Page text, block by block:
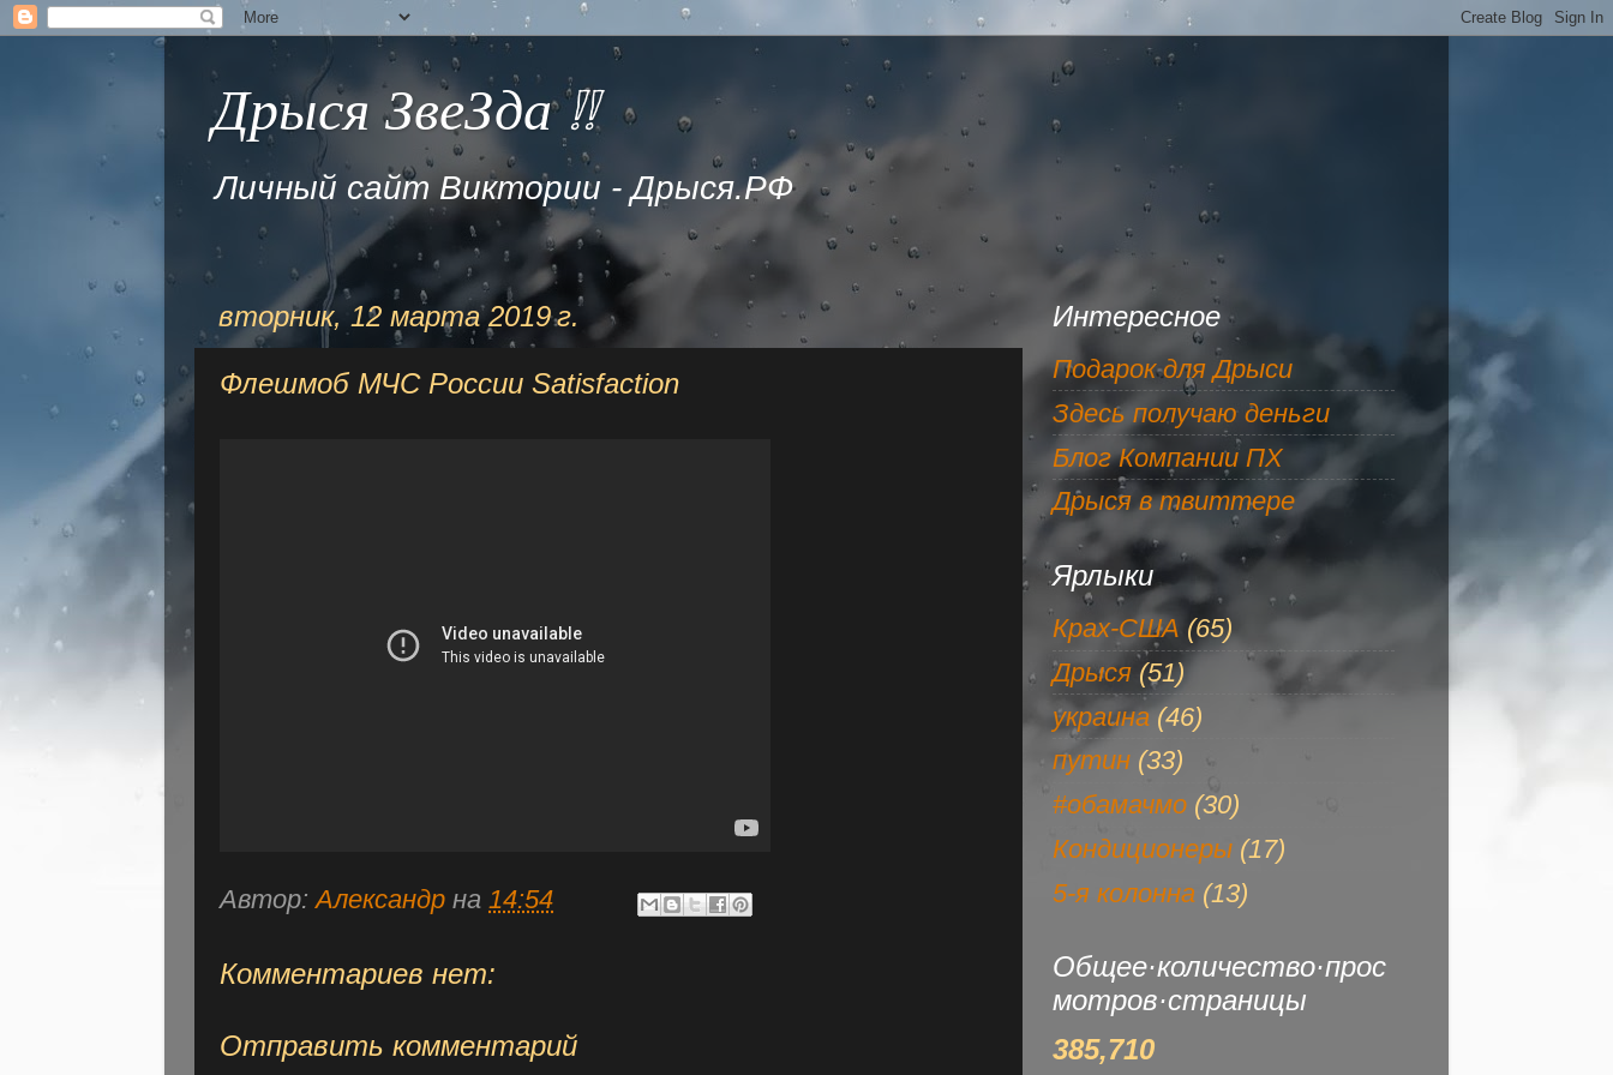
Дрыся ЗвеЗда !!
Личный сайт Виктории - Дрыся.РФ
вторник, 12 марта 2019 г.
Флешмоб МЧС России Satisfaction
Автор:Александр на 14:54
Комментариев нет:
Отправить комментарий
Интересное
Подарок для Дрыси
Здесь получаю деньги
Блог Компании ПХ
Дрыся в твиттере
Ярлыки
Крах-США (65)
Дрыся (51)
украина (46)
путин (33)
#обамачмо (30)
Кондиционеры (17)
5-я колонна (13)
Общее·количество·прос
мотров·страницы
385,710